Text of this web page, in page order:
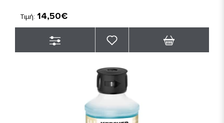
Τιμή: 14,50€